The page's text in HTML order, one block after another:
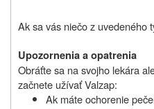
Ak sa vás niečo z uvedeného
Upozornenia a opatrenia
Obráťte sa na svojho lekára
začnete užívať Valzap:
Ak máte ochorenie